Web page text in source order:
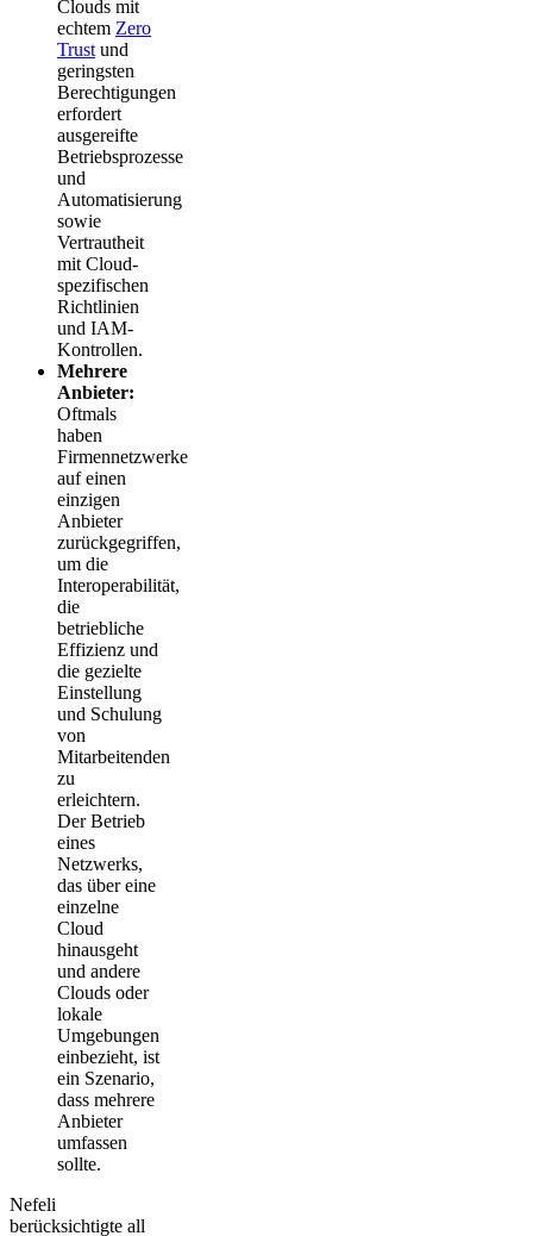
Clouds mit
echtem Zero
Trust und
geringsten
Berechtigungen
erfordert
ausgereifte
Betriebsprozesse
und
Automatisierung
sowie
Vertrautheit
mit Cloud-
spezifischen
Richtlinien
und IAM-
Kontrollen.
Mehrere
Anbieter:
Oftmals
haben
Firmennetzwerke
auf einen
einzigen
Anbieter
zurückgegriffen,
um die
Interoperabilität,
die
betriebliche
Effizienz und
die gezielte
Einstellung
und Schulung
von
Mitarbeitenden
zu
erleichtern.
Der Betrieb
eines
Netzwerks,
das über eine
einzelne
Cloud
hinausgeht
und andere
Clouds oder
lokale
Umgebungen
einbezieht, ist
ein Szenario,
dass mehrere
Anbieter
umfassen
sollte.
Nefeli
berücksichtigte all